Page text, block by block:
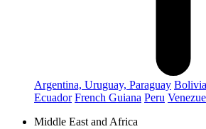
Argentina, Uruguay, Paraguay Bolivia
Ecuador French Guiana Peru
Middle East and Africa